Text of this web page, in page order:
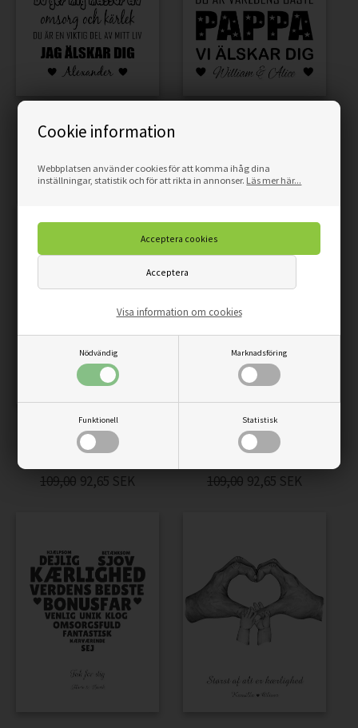
Cookie information
Webbplatsen använder cookies för att komma ihåg dina
inställningar, statistik och för att rikta in annonser. Läs mer här...
Nödvändig Marknadsföring
Funktionell Statistisk
Visa information om cookies
109,00 92,65SEK 109,00 92,65
AFFISCH - MIN ELLER VÅR
PAPPA I FÄRGER
109,00 92,65 SEK
AFFISCH - MIN PAPPA ÄR
DEN COOLASTE
109,00 92,65 SEK